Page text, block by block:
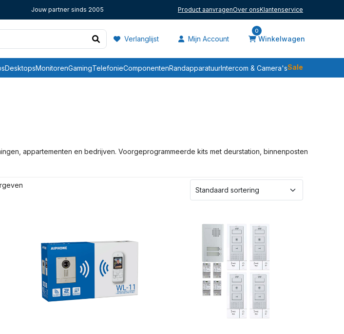
Jouw partner sinds 2005 Product aanvragenOver onsKlantenservice
Verlanglijst Mijn Account
0
Winkelwagen
DesktopsMonitorenGamingTelefonieComponentenRandapparatuurIntercom & Camera'sSale
appartementen en bedrijven. Voorgeprogrammeerde kits met deurstation, binnenposten